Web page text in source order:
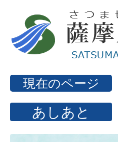
現在のページ
あしあと